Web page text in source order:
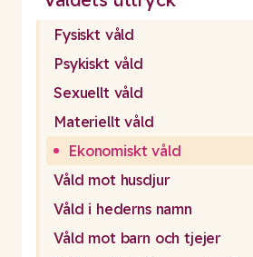
Fysiskt våld
Psykiskt våld
Sexuellt våld
Materiellt våld
Ekonomiskt våld
Våld mot husdjur
Våld i hederns namn
Våld mot barn och tjejer